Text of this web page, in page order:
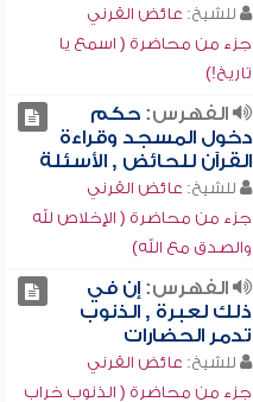
للشيخ: عائض القرني
جزء من محاضرة ( اسمع يا
تاريخ!)
الفهرس:حكم
دخول المسجد وقراءة
القرآن للحائض , الأسئلة
للشيخ: عائض القرني
جزء من محاضرة ( الإخلاص لله
والصدق مع الله)
الفهرس:إن في
ذلك لعبرة , الذنوب
تدمر الحضارات
للشيخ: عائض القرني
جزء من محاضرة ( الذنوب خراب